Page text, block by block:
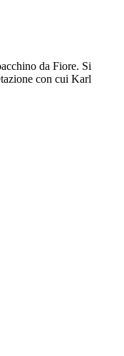
da Fiore. Si
con cui Karl